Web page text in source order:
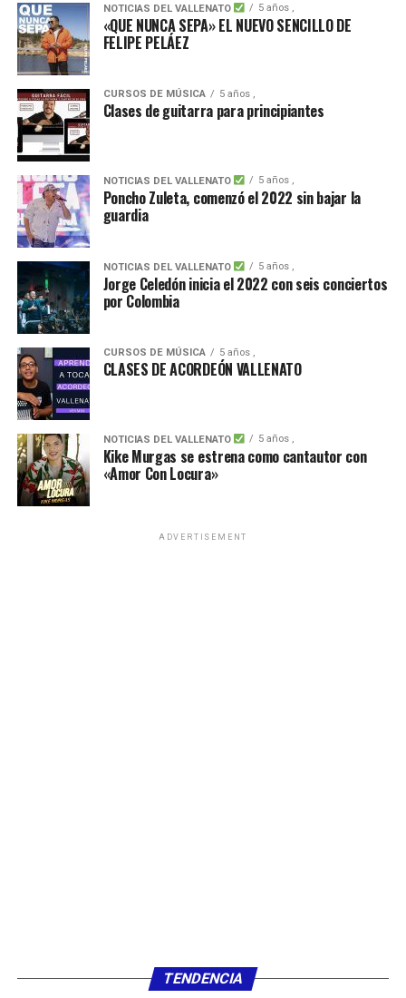
NOTICIAS DEL VALLENATO 5 años ,
«QUE NUNCA SEPA» EL NUEVO SENCILLO DE
FELIPE PELÁEZ
CURSOS DE MÚSICA 5 años ,
Clases de guitarra para principiantes
NOTICIAS DEL VALLENATO 5 años ,
Poncho Zuleta, comenzó el 2022 sin bajar la
guardia
NOTICIAS DEL VALLENATO 5 años ,
Jorge Celedón inicia el 2022 con seis conciertos
por Colombia
CURSOS DE MÚSICA 5 años ,
CLASES DE ACORDEÓN VALLENATO
NOTICIAS DEL VALLENATO 5 años ,
Kike Murgas se estrena como cantautor con
«Amor Con Locura»
ADVERTISEMENT
TENDENCIA